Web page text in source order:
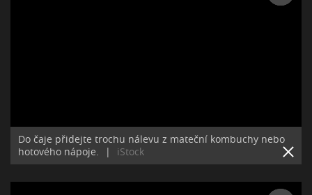
Do čaje přidejte trochu nálevu z mateční kombuchy nebo
hotového nápoje.
| iStock